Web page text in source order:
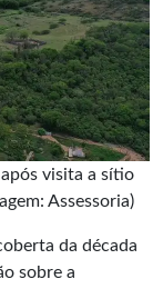
visita a sítio
Assessoria)
da década
sobre a